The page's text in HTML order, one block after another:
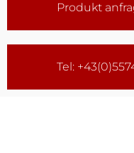
Produkt
Tel: